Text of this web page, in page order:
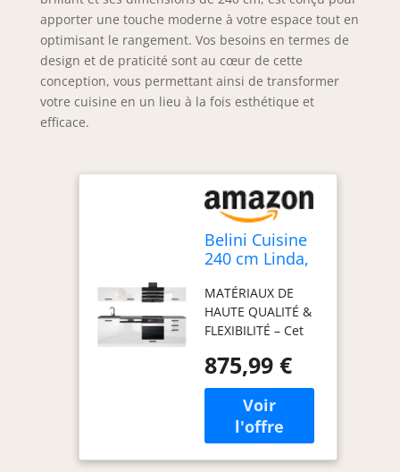
apporter une touche moderne à votre espace tout en
optimisant le rangement. Vos besoins en termes de
design et de praticité sont au cœur de cette
conception, vous permettant ainsi de transformer
votre cuisine en un lieu à la fois esthétique et
efficace.
Belini Cuisine
240 cm Linda,
Travail, Blanc
très Brillant
MATÉRIAUX DE
HAUTE QUALITÉ &
FLEXIBILITÉ – Cet
meubles de
cuisine, fabriqué
en panneaux
décoratifs
Econatura
durables, séduit
875,99 €